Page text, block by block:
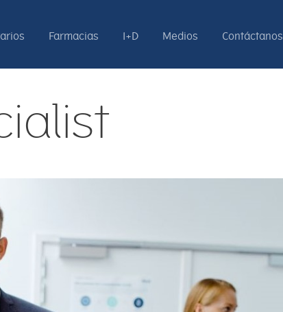
Farmacias I+D Medios Contáctanos